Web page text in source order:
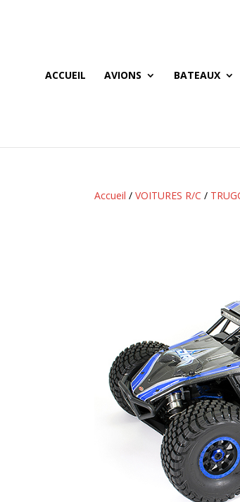
ACCUEIL AVIONS BATEAUX
Accueil /VOITURES R/C /